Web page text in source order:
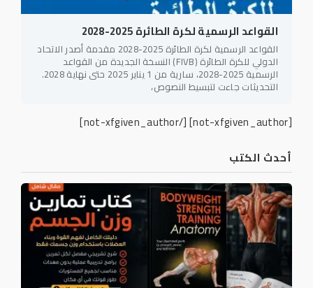
أحدث الكتب
القواعد الرسمية لكرة الطائرة 2025-2028
القواعد الرسمية لكرة الطائرة 2025-2028 مقدمة أصدر الاتحاد
الدولي للكرة الطائرة (FIVB) النسخة الجديدة من القواعد
الرسمية 2025-2028، سارية من 1 يناير 2025 حتى نهاية 2028.
التحديثات جاءت لتبسيط النصوص،
[not-xfgiven_author]
[/not-xfgiven_author]